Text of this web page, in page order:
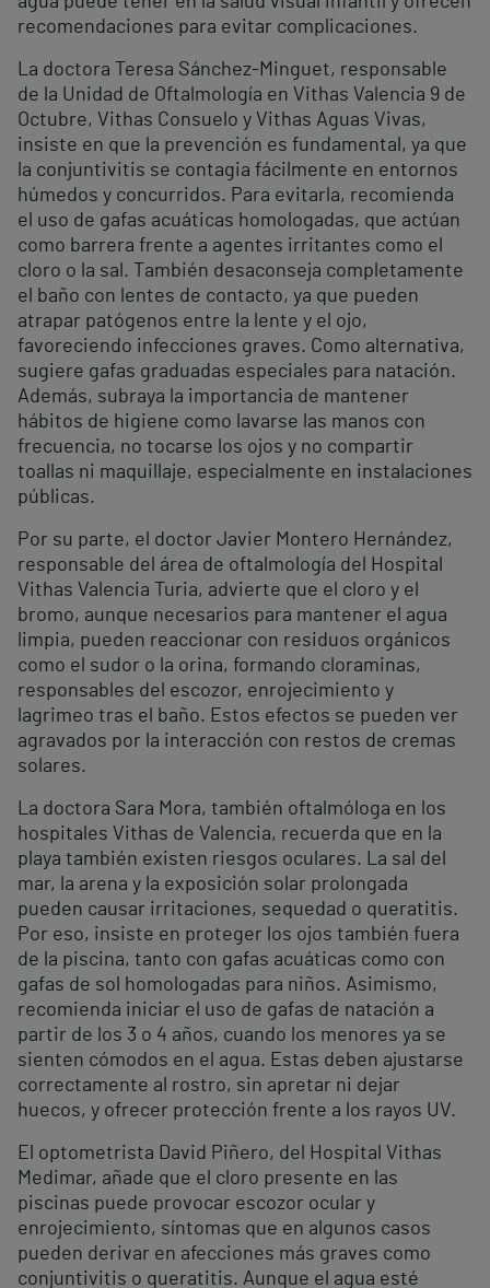
recomendaciones para evitar complicaciones.
La doctora Teresa Sánchez-Minguet, responsable
de la Unidad de Oftalmología en Vithas Valencia 9 de
Octubre, Vithas Consuelo y Vithas Aguas Vivas,
insiste en que la prevención es fundamental, ya que
la conjuntivitis se contagia fácilmente en entornos
húmedos y concurridos. Para evitarla, recomienda
el uso de gafas acuáticas homologadas, que actúan
como barrera frente a agentes irritantes como el
cloro o la sal. También desaconseja completamente
el baño con lentes de contacto, ya que pueden
atrapar patógenos entre la lente y el ojo,
favoreciendo infecciones graves. Como alternativa,
sugiere gafas graduadas especiales para natación.
Además, subraya la importancia de mantener
hábitos de higiene como lavarse las manos con
frecuencia, no tocarse los ojos y no compartir
toallas ni maquillaje, especialmente en instalaciones
públicas.
Por su parte, el doctor Javier Montero Hernández,
responsable del área de oftalmología del Hospital
Vithas Valencia Turia, advierte que el cloro y el
bromo, aunque necesarios para mantener el agua
limpia, pueden reaccionar con residuos orgánicos
como el sudor o la orina, formando cloraminas,
responsables del escozor, enrojecimiento y
lagrimeo tras el baño. Estos efectos se pueden ver
agravados por la interacción con restos de cremas
solares.
La doctora Sara Mora, también oftalmóloga en los
hospitales Vithas de Valencia, recuerda que en la
playa también existen riesgos oculares. La sal del
mar, la arena y la exposición solar prolongada
pueden causar irritaciones, sequedad o queratitis.
Por eso, insiste en proteger los ojos también fuera
de la piscina, tanto con gafas acuáticas como con
gafas de sol homologadas para niños. Asimismo,
recomienda iniciar el uso de gafas de natación a
partir de los 3 o 4 años, cuando los menores ya se
sienten cómodos en el agua. Estas deben ajustarse
correctamente al rostro, sin apretar ni dejar
huecos, y ofrecer protección frente a los rayos UV.
El optometrista David Piñero, del Hospital Vithas
Medimar, añade que el cloro presente en las
piscinas puede provocar escozor ocular y
enrojecimiento, síntomas que en algunos casos
pueden derivar en afecciones más graves como
conjuntivitis o queratitis. Aunque el agua esté